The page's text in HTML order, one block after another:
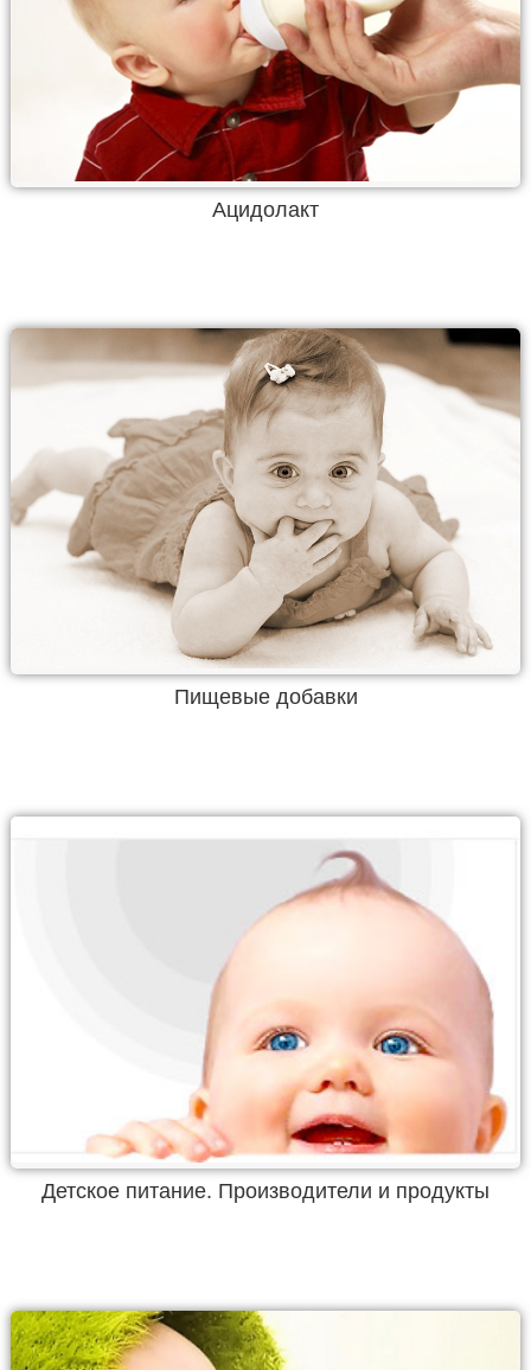
Ацидолакт
Пищевые добавки
Детское питание. Производители и продукты